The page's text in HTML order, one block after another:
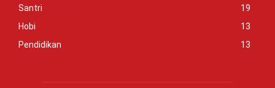
Santri
19
Hobi
13
Pendidikan
13